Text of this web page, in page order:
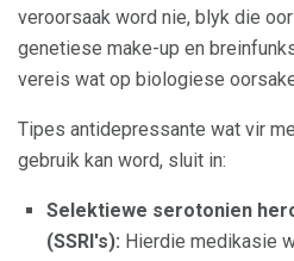
veroorsaak word nie, blyk die
genetiese make-up en
vereis wat op biologiese
Tipes antidepressante wat vir
gebruik kan word, sluit in:
Selektiewe serotonien
(SSRI's): Hierdie medikasie